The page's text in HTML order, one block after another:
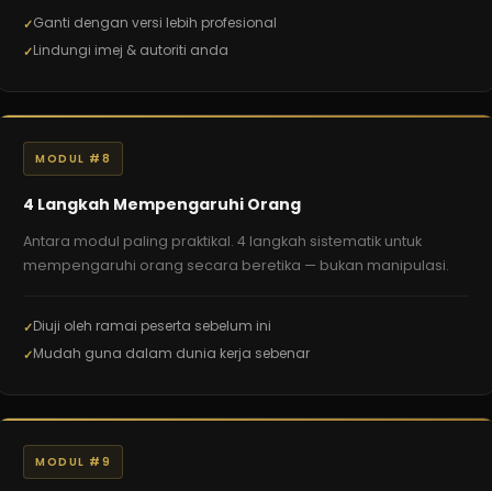
Ganti dengan versi lebih profesional
Lindungi imej & autoriti anda
MODUL #8
4 Langkah Mempengaruhi Orang
Antara modul paling praktikal. 4 langkah sistematik untuk
mempengaruhi orang secara beretika — bukan manipulasi.
Diuji oleh ramai peserta sebelum ini
Mudah guna dalam dunia kerja sebenar
MODUL #9